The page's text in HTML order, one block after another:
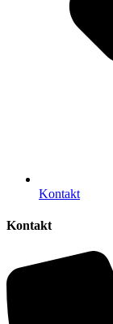
Kontakt
Kontakt